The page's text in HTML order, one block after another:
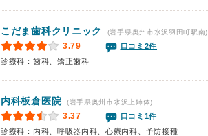
こだま歯科クリニック (岩手県奥州市水沢羽田町駅南)
3.79
口コミ2件
診療科：歯科、矯正歯科
内科板倉医院 (岩手県奥州市水沢上姉体)
3.37
口コミ1件
診療科：内科、呼吸器内科、心療内科、予防接種